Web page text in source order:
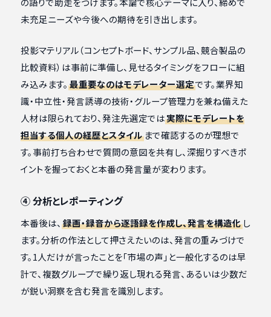
未充足ニーズや今後への期待を引き出します。
投影マテリアル（コンセプトボード、サンプル品、競合製品の
比較資料）は事前に準備し、見せるタイミングをフローに組
み込みます。 最重要なのはモデレーター選定です。業界知
識・中立性・発言誘導の技術・グループ管理力を兼ね備えた
人材は限られており、発注先選定では実際にモデレートを
担当する個人の経歴とスタイルまで確認するのが理想で
す。事前打ち合わせで質問の意図を共有し、深掘りすべきポ
イントを握っておくと本番の発言量が変わります。
④ 分析とレポーティング
本番後は、 録画・録音から逐語録を作成し、発言を構造化し
ます。分析の作法として押さえたいのは、発言の重みづけで
す。1人だけが言ったことを「市場の声」と一般化するのは早
計で、複数グループで繰り返し現れる発言、あるいは少数だ
が鋭い洞察を含む発言を識別します。